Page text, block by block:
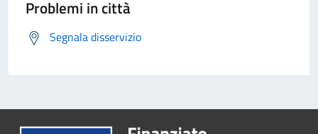
Problemi in città
Segnala disservizio